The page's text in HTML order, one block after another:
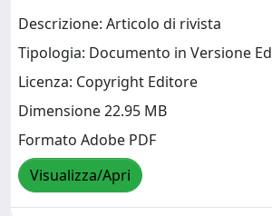
Descrizione: Articolo di rivista
Tipologia: Documento in Versione
Licenza: Copyright Editore
Dimensione 22.95 MB
Formato Adobe PDF
Visualizza/Apri